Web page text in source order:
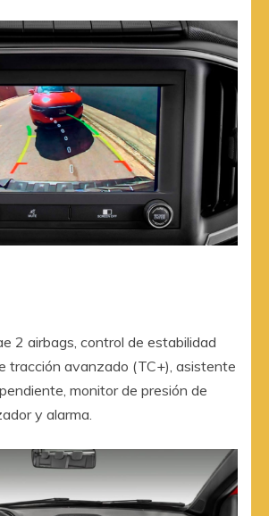
2 airbags, control de estabilidad
tracción avanzado (TC+), asistente
monitor de presión de
y alarma.